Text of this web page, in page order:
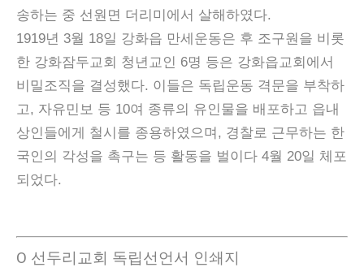
송하는 중 선원면 더리미에서 살해하였다.
1919년 3월 18일 강화읍 만세운동은 후 조구원을 비롯
한 강화잠두교회 청년교인 6명 등은 강화읍교회에서
비밀조직을 결성했다. 이들은 독립운동 격문을 부착하
고, 자유민보 등 10여 종류의 유인물을 배포하고 읍내
상인들에게 철시를 종용하였으며, 경찰로 근무하는 한
국인의 각성을 촉구는 등 활동을 벌이다 4월 20일 체포
되었다.
Ο 선두리교회 독립선언서 인쇄지